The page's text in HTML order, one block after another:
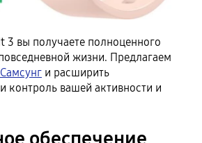
3 вы получаете полноценного
жизни. Предлагаем
и расширить
контроль вашей активности и